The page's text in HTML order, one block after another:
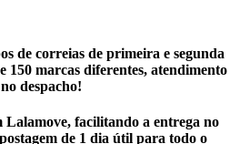
de correias de primeira e segunda
150 marcas diferentes, atendimento
despacho!
Lalamove, facilitando a entrega no
de 1 dia útil para todo o